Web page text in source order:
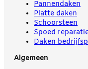
Pannendaken
Platte daken
Schoorsteen
Spoed
Daken
Algemeen